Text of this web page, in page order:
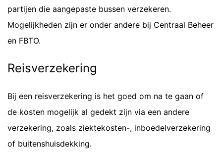
partijen die aangepaste bussen verzekeren.
Mogelijkheden zijn er onder andere bij Centraal Beheer
en FBTO.
Reisverzekering
Bij een reisverzekering is het goed om na te gaan of
de kosten mogelijk al gedekt zijn via een andere
verzekering, zoals ziektekosten-, inboedelverzekering
of buitenshuisdekking.